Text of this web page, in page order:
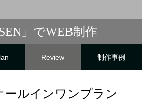
WEB制作
洗練されたWordPressテーマを使ったWEB制作
ラック株式会社
WEB制作事例 オ
塾 様
2025.10.24
」でWEB制作
Review 制作事例
ールインワンプラン